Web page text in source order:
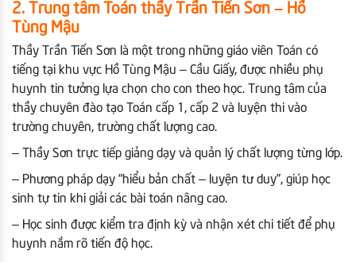
2. Trung tâm Toán thầy Trần Tiến Sơn – Hồ
Tùng Mậu
Thầy Trần Tiến Sơn là một trong những giáo viên Toán có
tiếng tại khu vực Hồ Tùng Mậu – Cầu Giấy, được nhiều phụ
huynh tin tưởng lựa chọn cho con theo học. Trung tâm của
thầy chuyên đào tạo Toán cấp 1, cấp 2 và luyện thi vào
trường chuyên, trường chất lượng cao.
– Thầy Sơn trực tiếp giảng dạy và quản lý chất lượng từng lớp.
– Phương pháp dạy “hiểu bản chất – luyện tư duy”, giúp học
sinh tự tin khi giải các bài toán nâng cao.
– Học sinh được kiểm tra định kỳ và nhận xét chi tiết để phụ
huynh nắm rõ tiến độ học.